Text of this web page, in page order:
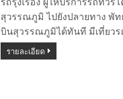
รถ
ทัวร์
“รถ
รุ่งเรื
สนาม
สุวรรณภูมิ ไปยังปลายทาง พั
บินสุวรรณภูมิได้ทันที มีเที่ยวร
รายละเอียด